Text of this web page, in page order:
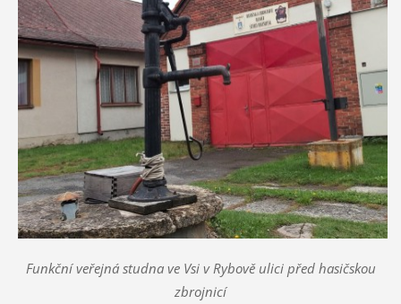
Funkční veřejná studna ve Vsi v Rybově ulici před hasičskou
zbrojnicí